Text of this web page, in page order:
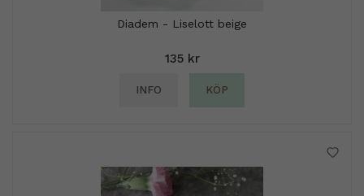
Diadem - Liselott beige
135 kr
INFO KÖP